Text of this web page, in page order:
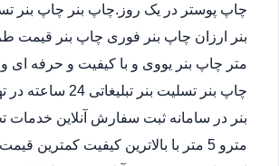
چاپ پوستر در یک روز.چاپ بنر چاپ بنر
متر چاپ بنر یووی و با کیفیت و حرفه ای
چاپ بنر
مترو 5 متر با بالاترین کیفیت